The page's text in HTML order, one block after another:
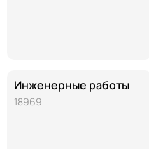
Инженерные работы
18969